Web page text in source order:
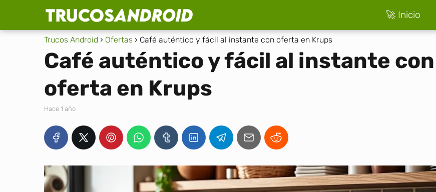
🚀 Inicio
Trucos Android Ofertas Café auténtico y fácil al instante con oferta en Krups
Café auténtico y fácil al instante con
oferta en Krups
hace 1 año